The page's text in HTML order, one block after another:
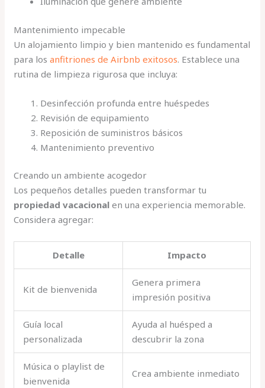
Mantenimiento impecable
Un alojamiento limpio y bien mantenido es fundamental
para losanfitriones de Airbnb exitosos. Establece una
rutina de limpieza rigurosa que incluya:
Desinfección profunda entre huéspedes
Revisión de equipamiento
Reposición de suministros básicos
Mantenimiento preventivo
Creando un ambiente acogedor
Los pequeños detalles pueden transformar tu
propiedad vacacional en una experiencia memorable.
Considera agregar:
Detalle Impacto
Kit de bienvenida
Genera primera
impresión positiva
Guía local
personalizada
Ayuda al huésped a
descubrir la zona
Música o playlist de
bienvenida
Crea ambiente inmediato